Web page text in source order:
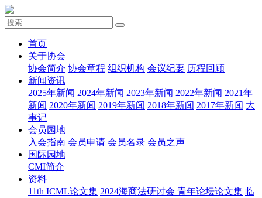
首页
关于协会
协会简介 协会章程 组织机构 会议纪要 历程回顾
新闻资讯
2025年新闻 2024年新闻 2023年新闻 2022年新闻 2021年
新闻 2020年新闻 2019年新闻 2018年新闻 2017年新闻 大
事记
会员园地
入会指南 会员申请 会员名录 会员之声
国际园地
CMI简介
资料
11th ICML论文集 2024海商法研讨会 青年论坛论文集 临